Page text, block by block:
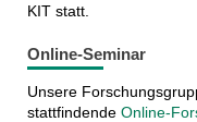
KIT statt.
Online-Seminar
Unsere
stattfindende Online-